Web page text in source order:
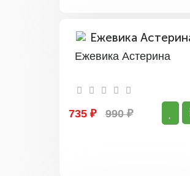
Ежевика Астерина
735 ₽ 990 ₽